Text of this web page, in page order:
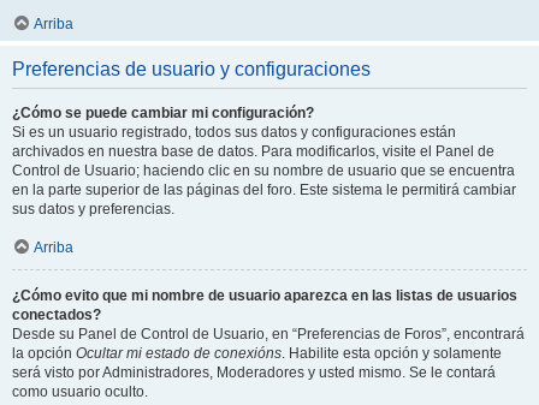
Arriba
Preferencias de usuario y configuraciones
¿Cómo se puede cambiar mi configuración?
Si es un usuario registrado, todos sus datos y configuraciones están
archivados en nuestra base de datos. Para modificarlos, visite el Panel de
Control de Usuario; haciendo clic en su nombre de usuario que se encuentra
en la parte superior de las páginas del foro. Este sistema le permitirá cambiar
sus datos y preferencias.
Arriba
¿Cómo evito que mi nombre de usuario aparezca en las listas de usuarios
conectados?
Desde su Panel de Control de Usuario, en “Preferencias de Foros”, encontrará
la opción Ocultar mi estado de conexións. Habilite esta opción y solamente
será visto por Administradores, Moderadores y usted mismo. Se le contará
como usuario oculto.